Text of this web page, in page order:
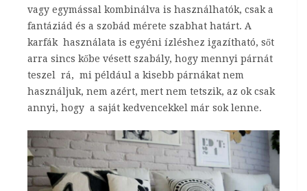
vagy egymással kombinálva is használhatók, csak a
fantáziád és a szobád mérete szabhat határt. A
karfák használata is egyéni ízléshez igazítható, sőt
arra sincs kőbe vésett szabály, hogy mennyi párnát
teszel rá, mi például a kisebb párnákat nem
használjuk, nem azért, mert nem tetszik, az ok csak
annyi, hogy a saját kedvencekkel már sok lenne.